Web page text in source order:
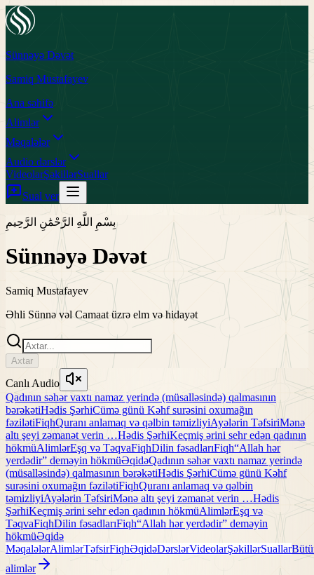
Sünnəyə Dəvət
Samiq Mustafayev
Ana səhifə
Alimlər
Məqalələr
Audio dərslər
VideolarŞəkillərSuallar
Sual ver
بِسْمِ اللَّهِ الرَّحْمَٰنِ الرَّحِيمِ
Sünnəyə Dəvət
Samiq Mustafayev
Əhli Sünnə vəl Camaat üzrə elm və hidayət
Axtar
Canlı Audio
Qadının səhər vaxtı namaz yerində (müsalləsində) qalmasının
bərəkətiHədis ŞərhiCümə günü Kəhf surəsini oxumağın
fəzilətiFiqhQuranı anlamaq və qəlbin təmizliyiAyələrin TəfsiriMənə
altı şeyi zəmanət verin …Hədis ŞərhiKeçmiş ərini sehr edən qadının
hökmüAlimlərEşq və TəqvaFiqhDilin fəsadlarıFiqh“Allah hər
yerdədir” deməyin hökmüƏqidəQadının səhər vaxtı namaz yerində
(müsalləsində) qalmasının bərəkətiHədis ŞərhiCümə günü Kəhf
surəsini oxumağın fəzilətiFiqhQuranı anlamaq və qəlbin
təmizliyiAyələrin TəfsiriMənə altı şeyi zəmanət verin …Hədis
ŞərhiKeçmiş ərini sehr edən qadının hökmüAlimlərEşq və
TəqvaFiqhDilin fəsadlarıFiqh“Allah hər yerdədir” deməyin
hökmüƏqidə
MəqalələrAlimlərTəfsirFiqhƏqidəDərslərVideolarŞəkillərSuallar
alimlər